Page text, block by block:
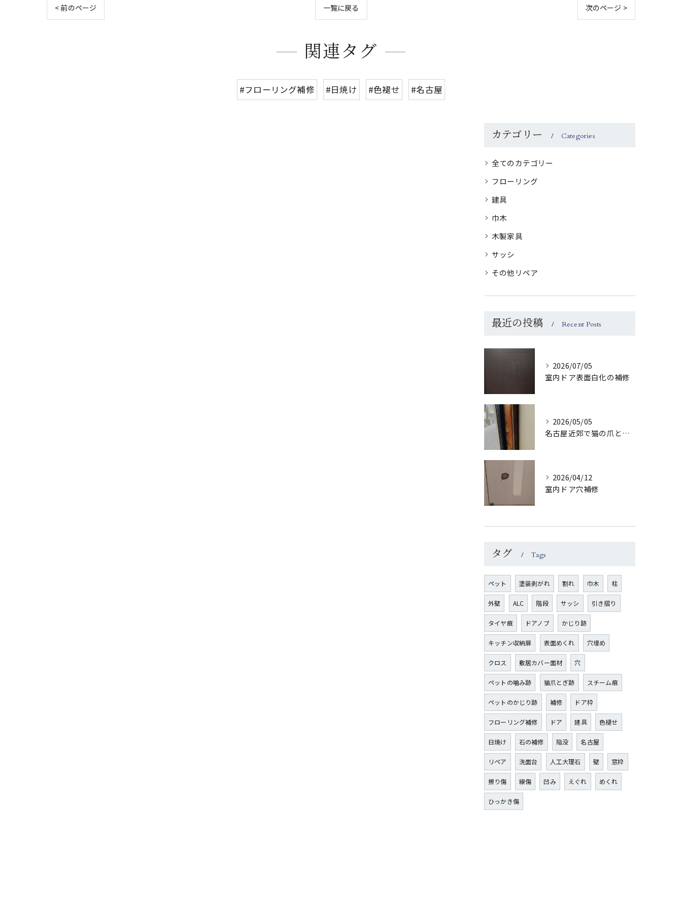
< 前のページ 一覧に戻る 次のページ >
関連タグ
#フローリング補修 #日焼け #色褪せ #名古屋
カテゴリー Categories
全てのカテゴリー
フローリング
建具
巾木
木製家具
サッシ
その他リペア
最近の投稿 Recent Posts
2026/07/05
室内ドア表面白化の補修
2026/05/05
名古屋近郊で猫の爪とぎでボロボロになった柱を補修させていただきました
2026/04/12
室内ドア穴補修
タグ Tags
ペット 塗装剥がれ 割れ 巾木 柱
外壁 ALC 階段 サッシ 引き摺り
タイヤ痕 ドアノブ かじり跡
キッチン収納扉 表面めくれ 穴埋め
クロス 敷居カバー面材 穴
ペットの噛み跡 猫爪とぎ跡 スチーム痕
ペットのかじり跡 補修 ドア枠
フローリング補修 ドア 建具 色褪せ
日焼け 石の補修 陥没 名古屋
リペア 洗面台 人工大理石 壁 窓枠
擦り傷 線傷 凹み えぐれ めくれ
ひっかき傷